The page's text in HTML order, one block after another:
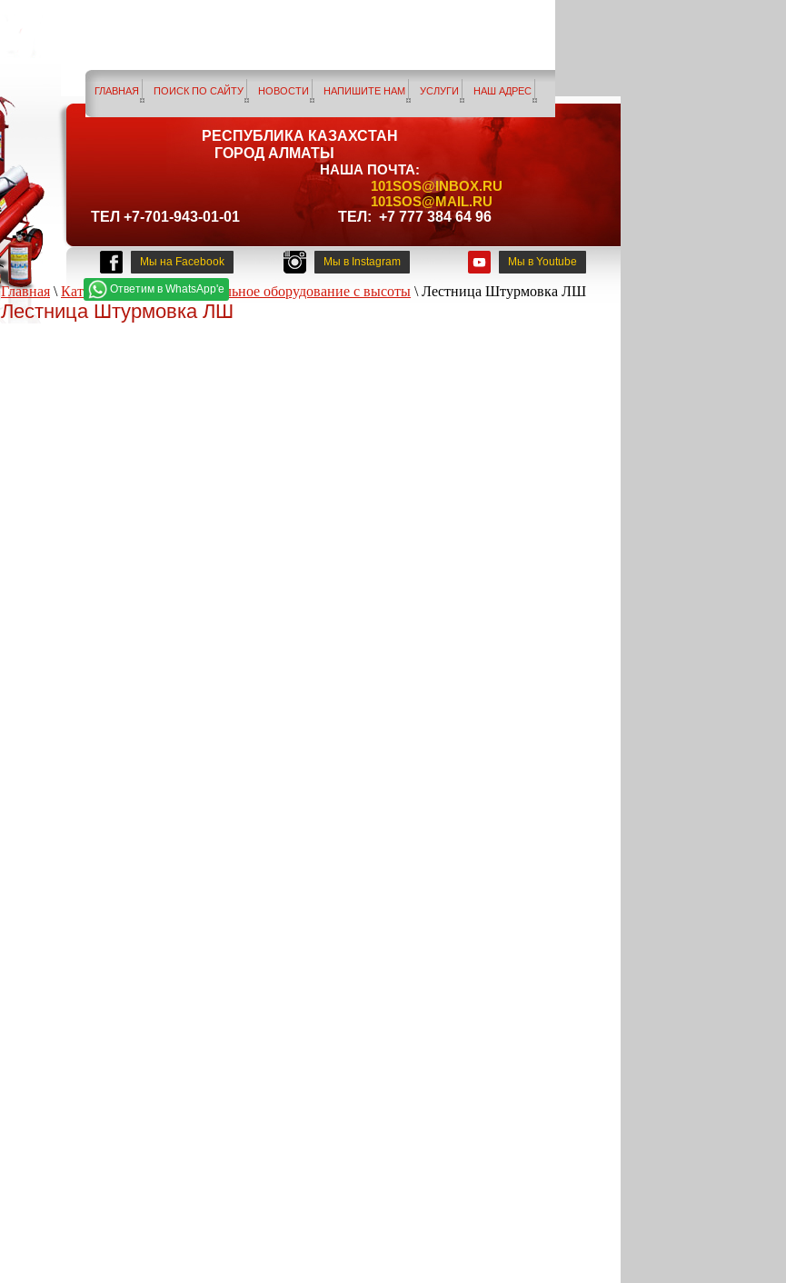
РЕСПУБЛИКА КАЗАХСТАН
ГОРОД АЛМАТЫ
НАША ПОЧТА:
101SOS@INBOX.RU
101SOS@MAIL.RU
ТЕЛ +7-701-943-01-01 ТЕЛ: +7 777 384 64 96
Мы на Facebook Мы в Instagram Мы в Youtube
Ответим в WhatsApp'e
ГЛАВНАЯ ПОИСК ПО САЙТУ НОВОСТИ НАПИШИТЕ НАМ УСЛУГИ НАШ АДРЕС
Главная \ Каталог товаров\Спасательное оборудование с высоты \ Лестница Штурмовка ЛШ
Лестница Штурмовка ЛШ